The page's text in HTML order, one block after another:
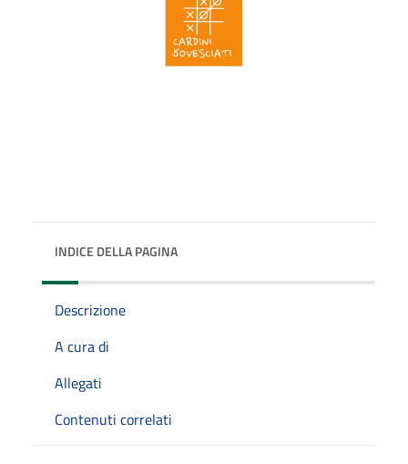
INDICE DELLA PAGINA
Descrizione
A cura di
Allegati
Contenuti correlati